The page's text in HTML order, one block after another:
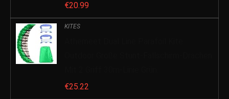
€20.99
KITES
€25.22